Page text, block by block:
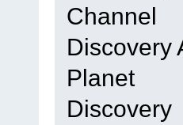
Channel
Discovery
Planet
Discovery